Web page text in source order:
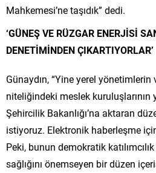
Mahkemesi’ne taşıdık” dedi.
‘GÜNEŞ VE RÜZGAR ENERJİSİ
DENETİMİNDEN ÇIKARTIYORLAR’
Günaydın, “Yine yerel
niteliğindeki meslek kuruluşlarının
Şehircilik Bakanlığı’na aktaran
istiyoruz. Elektronik haberleşme
Peki, bunun demokratik
sağlığını önemseyen bir düzen